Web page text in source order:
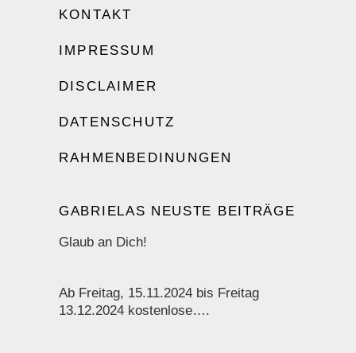
KONTAKT
IMPRESSUM
DISCLAIMER
DATENSCHUTZ
RAHMENBEDINUNGEN
GABRIELAS NEUSTE BEITRÄGE
Glaub an Dich!
Ab Freitag, 15.11.2024 bis Freitag
13.12.2024 kostenlose….